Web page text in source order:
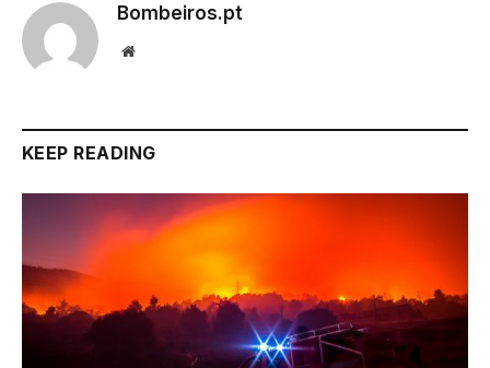
Bombeiros.pt
Website
KEEP READING